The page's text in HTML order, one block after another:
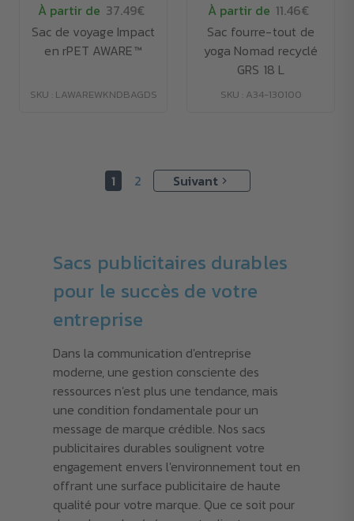
À partir de 37.49€
Sac de voyage Impact
en rPET AWARE™
SKU : LAWAREWKNDBAGDS
À partir de 11.46€
Sac fourre-tout de
yoga Nomad recyclé
GRS 18 L
SKU : A34-130100
1 2 Suivant
Sacs publicitaires durables
pour le succès de votre
entreprise
Dans la communication d'entreprise
moderne, une gestion consciente des
ressources n'est plus une tendance, mais
une condition fondamentale pour un
message de marque crédible. Nos sacs
publicitaires durables soulignent votre
engagement envers l'environnement tout en
offrant une surface publicitaire de haute
qualité pour votre marque. Que ce soit pour